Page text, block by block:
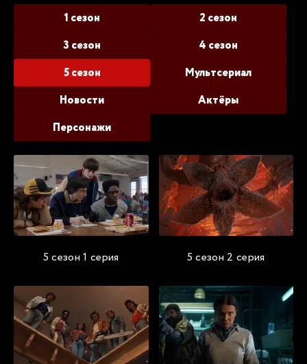
1 сезон
2 сезон
3 сезон
4 сезон
5 сезон
Мультсериал
Новости
Актёры
Персонажи
5 сезон 1 серия 5 сезон 2 серия